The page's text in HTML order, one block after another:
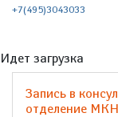
+7(495)3043033
Идет загрузка
Запись в
отделение